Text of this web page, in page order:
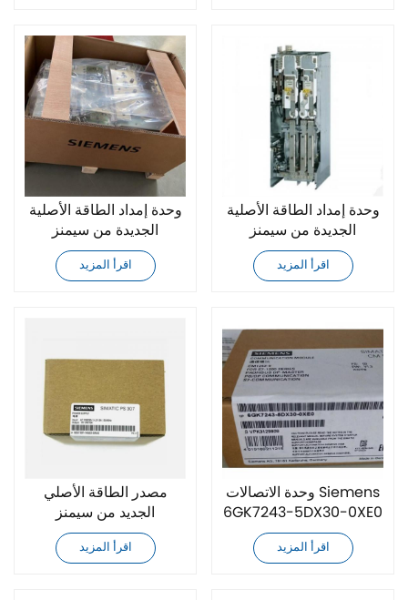
وحدة إمداد الطاقة الأصلية
الجديدة من سيمنز
6SL3351-1AE37-5BA1
اقرأ المزيد
وحدة إمداد الطاقة الأصلية
الجديدة من سيمنز
6SL3352-1AG35-8BA1
اقرأ المزيد
مصدر الطاقة الأصلي
الجديد من سيمنز
6ES7307-1KA02-0AA0
اقرأ المزيد
وحدة الاتصالات Siemens
6GK7243-5DX30-0XE0
الأصلية الجديدة
اقرأ المزيد